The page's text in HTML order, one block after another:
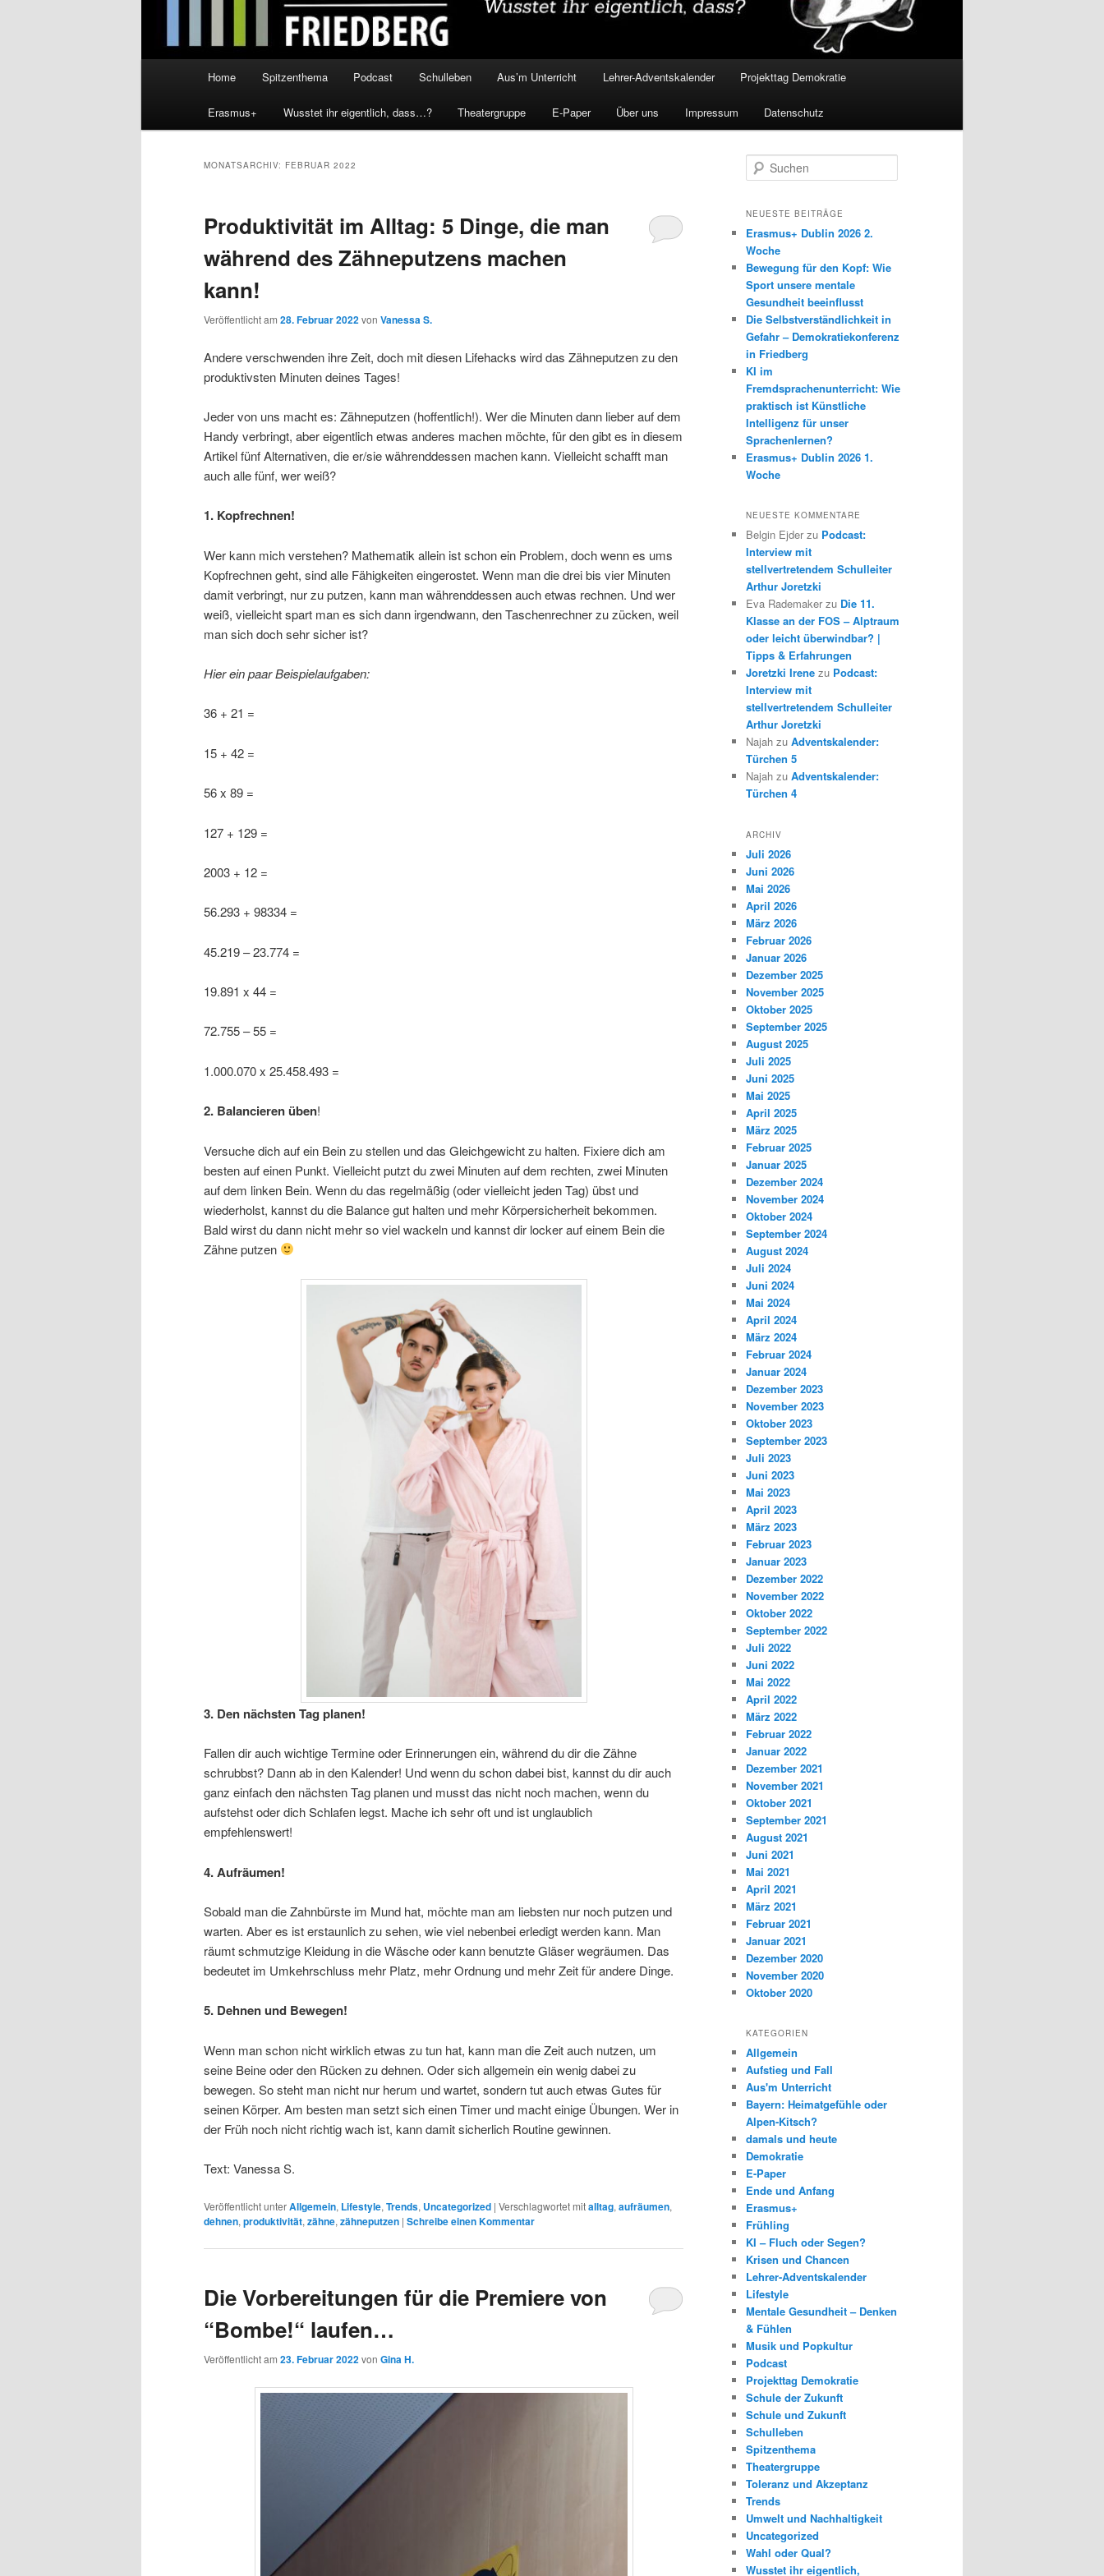
Home Spitzenthema Podcast Schulleben Aus’m Unterricht Lehrer-Adventskalender Projekttag Demokratie
Erasmus+ Wusstet ihr eigentlich, dass…? Theatergruppe E-Paper Über uns Impressum Datenschutz
MONATSARCHIV: FEBRUAR 2022
Produktivität im Alltag: 5 Dinge, die man
während des Zähneputzens machen
kann!
Veröffentlicht am 28. Februar 2022von Vanessa S.
Andere verschwenden ihre Zeit, doch mit diesen Lifehacks wird das Zähneputzen zu den
produktivsten Minuten deines Tages!
Jeder von uns macht es: Zähneputzen (hoffentlich!). Wer die Minuten dann lieber auf dem
Handy verbringt, aber eigentlich etwas anderes machen möchte, für den gibt es in diesem
Artikel fünf Alternativen, die er/sie währenddessen machen kann. Vielleicht schafft man
auch alle fünf, wer weiß?
1. Kopfrechnen!
Wer kann mich verstehen? Mathematik allein ist schon ein Problem, doch wenn es ums
Kopfrechnen geht, sind alle Fähigkeiten eingerostet. Wenn man die drei bis vier Minuten
damit verbringt, nur zu putzen, kann man währenddessen auch etwas rechnen. Und wer
weiß, vielleicht spart man es sich dann irgendwann, den Taschenrechner zu zücken, weil
man sich doch sehr sicher ist?
Hier ein paar Beispielaufgaben:
36 + 21 =
15 + 42 =
56 x 89 =
127 + 129 =
2003 + 12 =
56.293 + 98334 =
45.219 – 23.774 =
19.891 x 44 =
72.755 – 55 =
1.000.070 x 25.458.493 =
2. Balancieren üben!
Versuche dich auf ein Bein zu stellen und das Gleichgewicht zu halten. Fixiere dich am
besten auf einen Punkt. Vielleicht putzt du zwei Minuten auf dem rechten, zwei Minuten
auf dem linken Bein. Wenn du das regelmäßig (oder vielleicht jeden Tag) übst und
wiederholst, kannst du die Balance gut halten und mehr Körpersicherheit bekommen.
Bald wirst du dann nicht mehr so viel wackeln und kannst dir locker auf einem Bein die
Zähne putzen
3. Den nächsten Tag planen!
Fallen dir auch wichtige Termine oder Erinnerungen ein, während du dir die Zähne
schrubbst? Dann ab in den Kalender! Und wenn du schon dabei bist, kannst du dir auch
ganz einfach den nächsten Tag planen und musst das nicht noch machen, wenn du
aufstehst oder dich Schlafen legst. Mache ich sehr oft und ist unglaublich
empfehlenswert!
4. Aufräumen!
Sobald man die Zahnbürste im Mund hat, möchte man am liebsten nur noch putzen und
warten. Aber es ist erstaunlich zu sehen, wie viel nebenbei erledigt werden kann. Man
räumt schmutzige Kleidung in die Wäsche oder kann benutzte Gläser wegräumen. Das
bedeutet im Umkehrschluss mehr Platz, mehr Ordnung und mehr Zeit für andere Dinge.
5. Dehnen und Bewegen!
Wenn man schon nicht wirklich etwas zu tun hat, kann man die Zeit auch nutzen, um
seine Beine oder den Rücken zu dehnen. Oder sich allgemein ein wenig dabei zu
bewegen. So steht man nicht nur herum und wartet, sondern tut auch etwas Gutes für
seinen Körper. Am besten man setzt sich einen Timer und macht einige Übungen. Wer in
der Früh noch nicht richtig wach ist, kann damit sicherlich Routine gewinnen.
Text: Vanessa S.
Veröffentlicht unterAllgemein, Lifestyle, Trends, Uncategorized | Verschlagwortet mitalltag, aufräumen,
dehnen, produktivität, zähne, zähneputzen | Schreibe einen Kommentar
Die Vorbereitungen für die Premiere von
“Bombe!“ laufen…
Veröffentlicht am 23. Februar 2022von Gina H.
u
h
n
NEUESTE BEITRÄGE
Erasmus+ Dublin 2026 2.
Woche
Bewegung für den Kopf: Wie
Sport unsere mentale
Gesundheit beeinflusst
Die Selbstverständlichkeit in
Gefahr – Demokratiekonferenz
in Friedberg
KI im
Fremdsprachenunterricht: Wie
praktisch ist Künstliche
Intelligenz für unser
Sprachenlernen?
Erasmus+ Dublin 2026 1.
Woche
NEUESTE KOMMENTARE
Belgin Ejder zu Podcast:
Interview mit
stellvertretendem Schulleiter
Arthur Joretzki
Eva Rademaker zu Die 11.
Klasse an der FOS – Alptraum
oder leicht überwindbar? |
Tipps & Erfahrungen
Joretzki Irene zu Podcast:
Interview mit
stellvertretendem Schulleiter
Arthur Joretzki
Najah zu Adventskalender:
Türchen 5
Najah zu Adventskalender:
Türchen 4
ARCHIV
Juli 2026
Juni 2026
Mai 2026
April 2026
März 2026
Februar 2026
Januar 2026
Dezember 2025
November 2025
Oktober 2025
September 2025
August 2025
Juli 2025
Juni 2025
Mai 2025
April 2025
März 2025
Februar 2025
Januar 2025
Dezember 2024
November 2024
Oktober 2024
September 2024
August 2024
Juli 2024
Juni 2024
Mai 2024
April 2024
März 2024
Februar 2024
Januar 2024
Dezember 2023
November 2023
Oktober 2023
September 2023
Juli 2023
Juni 2023
Mai 2023
April 2023
März 2023
Februar 2023
Januar 2023
Dezember 2022
November 2022
Oktober 2022
September 2022
Juli 2022
Juni 2022
Mai 2022
April 2022
März 2022
Februar 2022
Januar 2022
Dezember 2021
November 2021
Oktober 2021
September 2021
August 2021
Juni 2021
Mai 2021
April 2021
März 2021
Februar 2021
Januar 2021
Dezember 2020
November 2020
Oktober 2020
KATEGORIEN
Allgemein
Aufstieg und Fall
Aus'm Unterricht
Bayern: Heimatgefühle oder
Alpen-Kitsch?
damals und heute
Demokratie
E-Paper
Ende und Anfang
Erasmus+
Frühling
KI – Fluch oder Segen?
Krisen und Chancen
Lehrer-Adventskalender
Lifestyle
Mentale Gesundheit – Denken
& Fühlen
Musik und Popkultur
Podcast
Projekttag Demokratie
Schule der Zukunft
Schule und Zukunft
Schulleben
Spitzenthema
Theatergruppe
Toleranz und Akzeptanz
Trends
Umwelt und Nachhaltigkeit
Uncategorized
Wahl oder Qual?
Wusstet ihr eigentlich,